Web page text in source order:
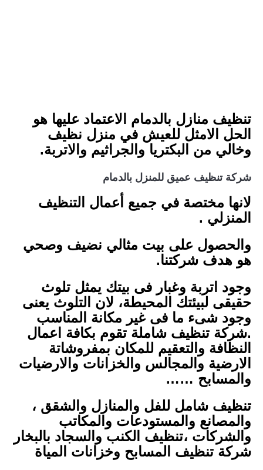
تنظيف منازل بالدمام الاعتماد عليها هو
الحل الامثل للعيش في منزل نظيف
وخالي من البكتريا والجراثيم والاتربة.
شركة تنظيف عميق للمنزل بالدمام
لانها مختصة في جميع أعمال التنظيف
المنزلي .
والحصول على بيت مثالي نضيف وصحي
هو هدف شركتنا.
وجود اتربة وغبار فى بيتك يمثل تلوث
حقيقى لبيئتك المحيطة، لان التلوث يعنى
وجود شىء ما فى غير مكانة المناسب
.شركة تنظيف شاملة تقوم بكافة اعمال
النظافة والتعقيم للمكان بمفروشاتة
الارضية والمجالس والخزانات والارضيات
والمسابح ……
تنظيف شامل للفل والمنازل والشقق ،
والمصانع والمستودعات والمكاتب
والشركات ،تنظيف الكنب والسجاد بالبخار
شركة تنظيف المسابح وخزانات المياة